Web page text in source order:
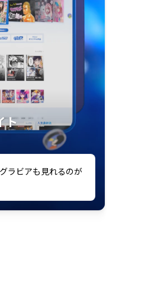
ト
っていたが、入会し
て助かる